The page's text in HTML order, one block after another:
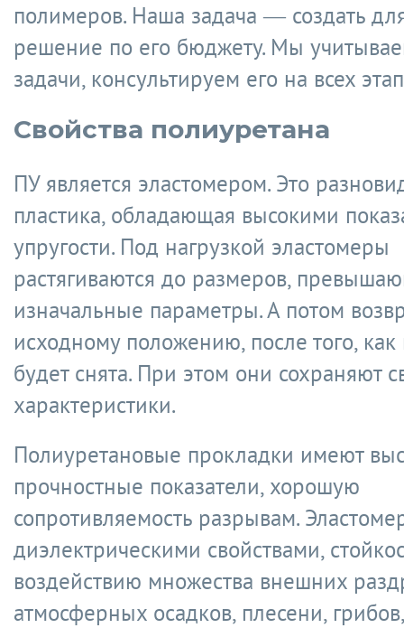
полимеров. Наша задача — создать
решение по его бюджету. Мы
задачи, консультируем его на всех
Свойства полиуретана
ПУ является эластомером. Это
пластика, обладающая высокими
упругости. Под нагрузкой эластомеры
растягиваются до размеров,
изначальные параметры. А потом
исходному положению, после того, как
будет снята. При этом они сохраняют
характеристики.
Полиуретановые прокладки имеют
прочностные показатели, хорошую
сопротивляемость разрывам.
диэлектрическими свойствами,
воздействию множества внешних
атмосферных осадков, плесени,